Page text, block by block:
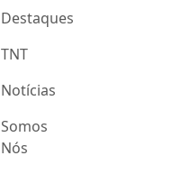
Destaques
TNT
Notícias
Somos
Nós